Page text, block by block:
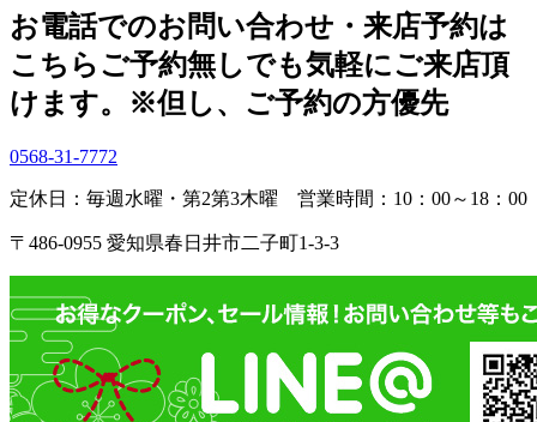
お電話でのお問い合わせ・ 来店予約は
こちらご予約無しでも気軽にご来店頂
けます。
※但し、ご予約の方優先
0568-31-7772
定休日：毎週水曜・第2第3木曜 営業時間：10：00～18：00
〒486-0955 愛知県春日井市二子町1-3-3